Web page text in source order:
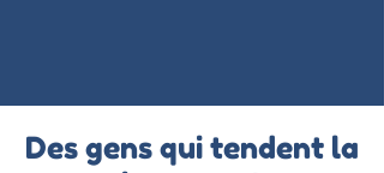
Des gens qui tendent la